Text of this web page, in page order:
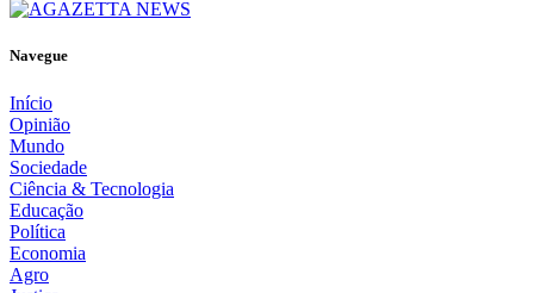
Navegue
Início
Opinião
Mundo
Sociedade
Ciência & Tecnologia
Educação
Política
Economia
Agro